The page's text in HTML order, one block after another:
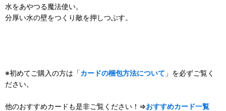
水をあやつる魔法使い。
分厚い水の壁をつくり敵を押しつぶす。
※初めてご購入の方は「カードの梱包方法について 」を必ずご覧く
ださい。
他のおすすめカードも是非ご覧ください！⇒おすすめカード一覧